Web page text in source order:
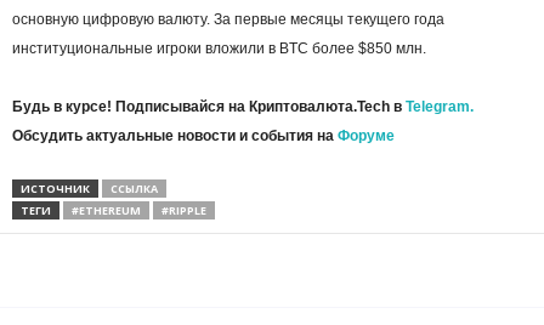
основную цифровую валюту. За первые месяцы текущего года
институциональные игроки вложили в BTC более $850 млн.
Будь в курсе! Подписывайся на Криптовалюта.Tech в Telegram.
Обсудить актуальные новости и события на Форуме
ИСТОЧНИК
ССЫЛКА
ТЕГИ
#ETHEREUM #RIPPLE